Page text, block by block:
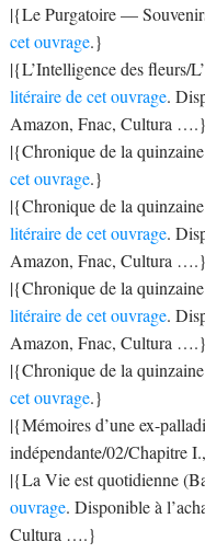
|{Le Purgatoire —
cet ouvrage.}
|{L’Intelligence des fleurs/
litéraire de cet ouvrage.
Amazon, Fnac, Cultura ….}
|{Chronique de la
cet ouvrage.}
|{Chronique de la
litéraire de cet ouvrage.
Amazon, Fnac, Cultura ….}
|{Chronique de la
litéraire de cet ouvrage.
Amazon, Fnac, Cultura ….}
|{Chronique de la
cet ouvrage.}
|{Mémoires d’une ex-
indépendante/02/Chapitre I.,
|{La Vie est quotidienne
ouvrage. Disponible à
Cultura ….}